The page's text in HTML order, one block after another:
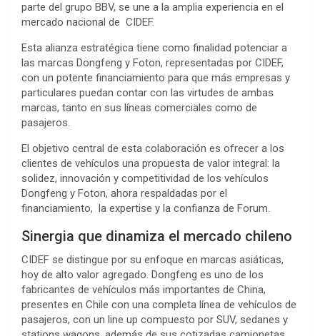
parte del grupo BBV, se une a la amplia experiencia en el
mercado nacional de CIDEF.
Esta alianza estratégica tiene como finalidad potenciar a
las marcas Dongfeng y Foton, representadas por CIDEF,
con un potente financiamiento para que más empresas y
particulares puedan contar con las virtudes de ambas
marcas, tanto en sus líneas comerciales como de
pasajeros.
El objetivo central de esta colaboración es ofrecer a los
clientes de vehículos una propuesta de valor integral: la
solidez, innovación y competitividad de los vehículos
Dongfeng y Foton, ahora respaldadas por el
financiamiento, la expertise y la confianza de Forum.
Sinergia que dinamiza el mercado chileno
CIDEF se distingue por su enfoque en marcas asiáticas,
hoy de alto valor agregado. Dongfeng es uno de los
fabricantes de vehículos más importantes de China,
presentes en Chile con una completa línea de vehículos de
pasajeros, con un line up compuesto por SUV, sedanes y